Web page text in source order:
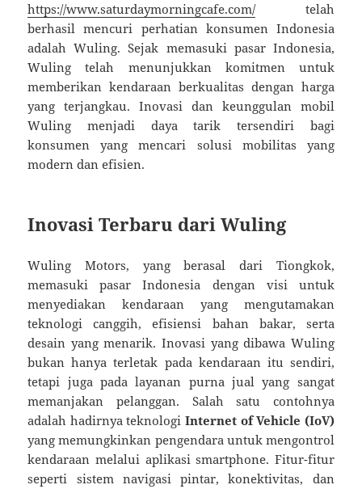
https://www.saturdaymorningcafe.com/telah
berhasil mencuri perhatian konsumen Indonesia
adalah Wuling. Sejak memasuki pasar Indonesia,
Wuling telah menunjukkan komitmen untuk
memberikan kendaraan berkualitas dengan harga
yang terjangkau. Inovasi dan keunggulan mobil
Wuling menjadi daya tarik tersendiri bagi
konsumen yang mencari solusi mobilitas yang
modern dan efisien.
Inovasi Terbaru dari Wuling
Wuling Motors, yang berasal dari Tiongkok,
memasuki pasar Indonesia dengan visi untuk
menyediakan kendaraan yang mengutamakan
teknologi canggih, efisiensi bahan bakar, serta
desain yang menarik. Inovasi yang dibawa Wuling
bukan hanya terletak pada kendaraan itu sendiri,
tetapi juga pada layanan purna jual yang sangat
memanjakan pelanggan. Salah satu contohnya
adalah hadirnya teknologi Internet of Vehicle (IoV)
yang memungkinkan pengendara untuk mengontrol
kendaraan melalui aplikasi smartphone. Fitur-fitur
seperti sistem navigasi pintar, konektivitas, dan